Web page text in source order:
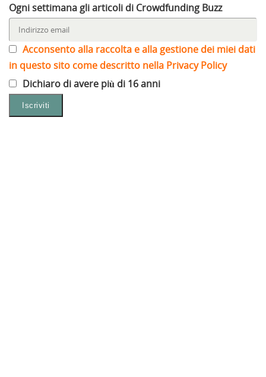
Ogni settimana gli articoli di Crowdfunding Buzz
Acconsento alla raccolta e alla gestione dei miei dati
in questo sito come descritto nella Privacy Policy
Dichiaro di avere più di 16 anni